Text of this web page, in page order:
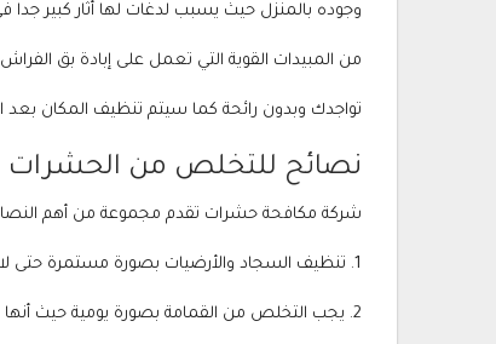
وجوده بالمنزل حيث يسبب لدغات لها أثار كبير
من المبيدات القوية التي تعمل على إبادة بق
تواجدك وبدون رائحة كما سيتم تنظيف المكان
نصائح للتخلص من الحشرات
شركة مكافحة حشرات تقدم مجموعة من أهم
1. تنظيف السجاد والأرضيات بصورة مستمرة حتى لا يظهر الحشرات التي تسبب التعب فقد تظهر الحشرات في السجاد الغير نظيف.
2. يجب التخلص من القمامة بصورة يومية حيث أنها تسبب ظهور الصراصير والنمل عليها فيحب رميها بشكل يومي لمنع تراكم الحشرات عليها.